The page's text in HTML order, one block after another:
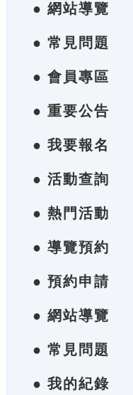
● 網站導覽
● 常見問題
● 會員專區
● 重要公告
● 我要報名
● 活動查詢
● 熱門活動
● 導覽預約
● 預約申請
● 網站導覽
● 常見問題
● 我的紀錄